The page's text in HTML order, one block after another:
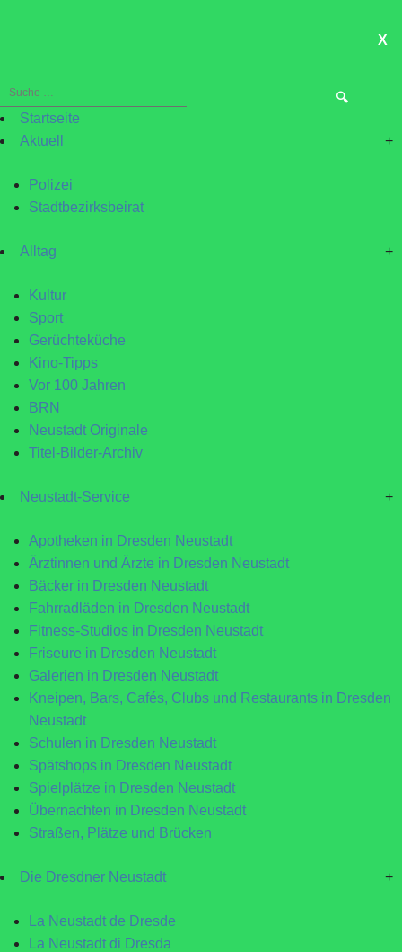
X
Suche
nach:Startseite
Aktuell
+
Polizei
Stadtbezirksbeirat
Alltag +
Kultur
Sport
Gerüchteküche
Kino-Tipps
Vor 100 Jahren
BRN
Neustadt Originale
Titel-Bilder-Archiv
Neustadt-Service +
Apotheken in Dresden Neustadt
Ärztinnen und Ärzte in Dresden Neustadt
Bäcker in Dresden Neustadt
Fahrradläden in Dresden Neustadt
Fitness-Studios in Dresden Neustadt
Friseure in Dresden Neustadt
Galerien in Dresden Neustadt
Kneipen, Bars, Cafés, Clubs und Restaurants in Dresden
Neustadt
Schulen in Dresden Neustadt
Spätshops in Dresden Neustadt
Spielplätze in Dresden Neustadt
Übernachten in Dresden Neustadt
Straßen, Plätze und Brücken
Die Dresdner Neustadt +
La Neustadt de Dresde
La Neustadt di Dresda